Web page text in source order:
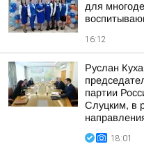
для
16:12
Руслан
партии
Слуцким, в
18:01